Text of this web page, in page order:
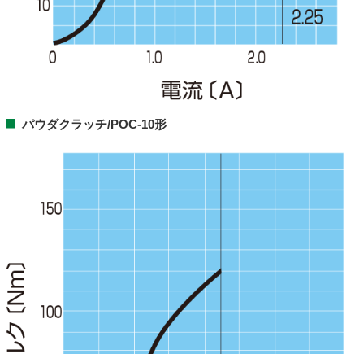
パウダクラッチ/POC-10形